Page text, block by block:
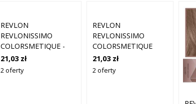
BLOND
REVLON
REVLONISSIMO
COLORSMETIQUE -
KREMOWA FARBA DO
WŁOSÓW, 60ML 7,44
| ŚREDNI
21,03 zł
2 oferty
REVLON
REVLONISSIMO
COLORSMETIQUE
HIGH COVERAGE -
PROFESJONALNA
FARBA DO SIWYCH
21,03 zł
2 oferty